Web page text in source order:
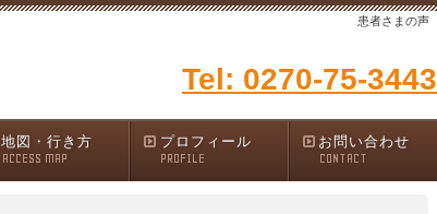
患者さまの声
Tel: 0270-75-3443
地図・行き方
ACCESS MAP
プロフィール
PROFILE
お問い合わせ
CONTACT